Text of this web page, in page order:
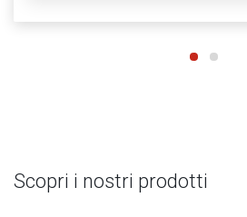
Scopri i nostri prodotti